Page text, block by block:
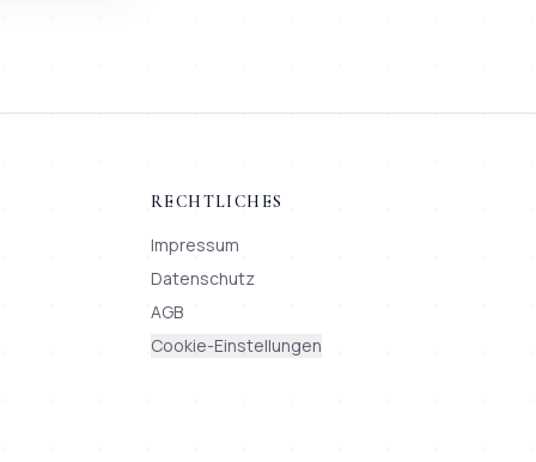
RECHTLICHES
Impressum
Datenschutz
AGB
Cookie-Einstellungen